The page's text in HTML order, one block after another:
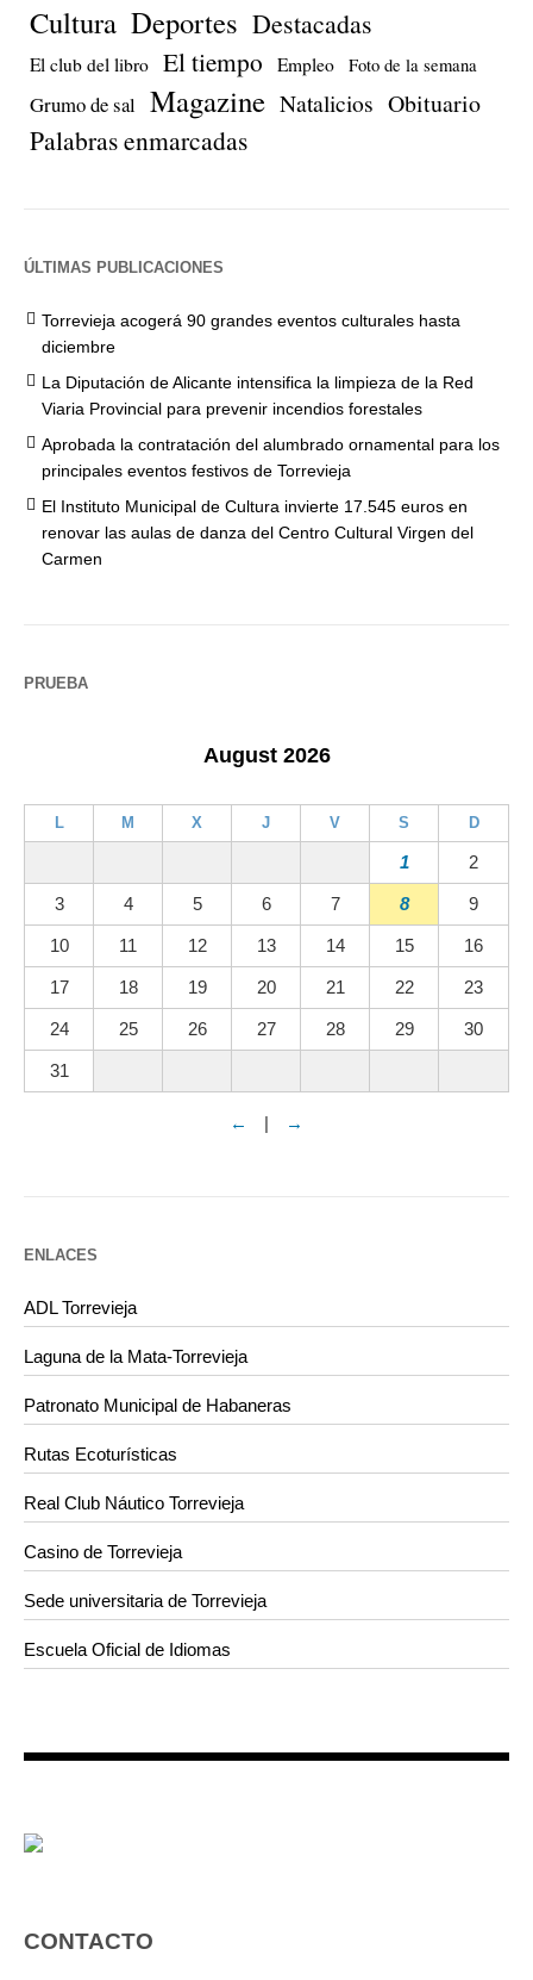
Cultura Deportes Destacadas
El club del libro El tiempo Empleo Foto de la semana
Grumo de sal Magazine Natalicios Obituario
Palabras enmarcadas
ÚLTIMAS PUBLICACIONES
Torrevieja acogerá 90 grandes eventos culturales hasta
diciembre
La Diputación de Alicante intensifica la limpieza de la Red
Viaria Provincial para prevenir incendios forestales
Aprobada la contratación del alumbrado ornamental para los
principales eventos festivos de Torrevieja
El Instituto Municipal de Cultura invierte 17.545 euros en
renovar las aulas de danza del Centro Cultural Virgen del
Carmen
PRUEBA
August 2026
L M X J V S D
1 2
3 4 5 6 7 8 9
10 11 12 13 14 15 16
17 18 19 20 21 22 23
24 25 26 27 28 29 30
31
← | →
ENLACES
ADL Torrevieja
Laguna de la Mata-Torrevieja
Patronato Municipal de Habaneras
Rutas Ecoturísticas
Real Club Náutico Torrevieja
Casino de Torrevieja
Sede universitaria de Torrevieja
Escuela Oficial de Idiomas
CONTACTO